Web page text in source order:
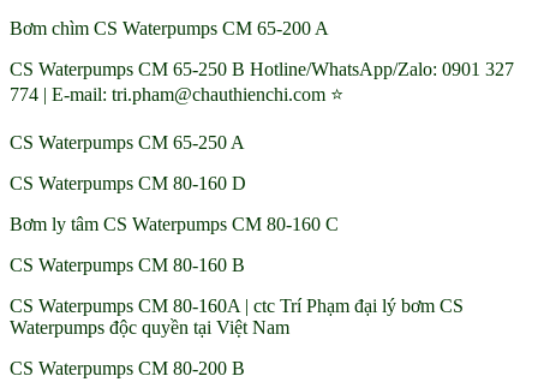
Bơm chìm CS Waterpumps CM 65-200 A
CS Waterpumps CM 65-250 B Hotline/WhatsApp/Zalo: 0901 327
774 | E-mail: tri.pham@chauthienchi.com ⭐
CS Waterpumps CM 65-250 A
CS Waterpumps CM 80-160 D
Bơm ly tâm CS Waterpumps CM 80-160 C
CS Waterpumps CM 80-160 B
CS Waterpumps CM 80-160A | ctc Trí Phạm đại lý bơm CS
Waterpumps độc quyền tại Việt Nam
CS Waterpumps CM 80-200 B